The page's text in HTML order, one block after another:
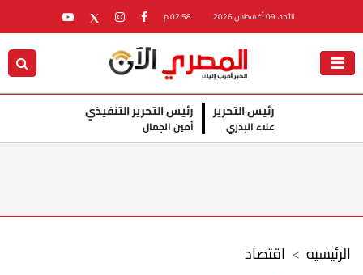
الأحد، 09 أغسطس 2026
رئيس التحرير
علاء البدري
رئيس التحرير التنفيذي
أمين الجمال
اقتصاد الرئيسيه